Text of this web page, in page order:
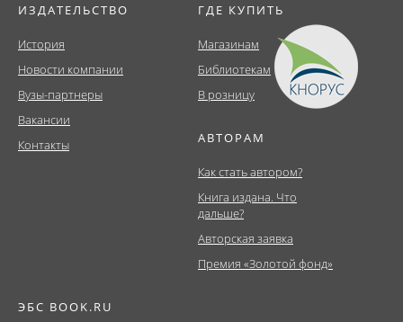
ИЗДАТЕЛЬСТВО
История
Новости компании
Вузы-партнеры
Вакансии
Контакты
ГДЕ КУПИТЬ
Магазинам
Библиотекам
В розницу
АВТОРАМ
Как стать автором?
Книга издана. Что
дальше?
Авторская заявка
Премия «Золотой фонд»
ЭБС BOOK.RU